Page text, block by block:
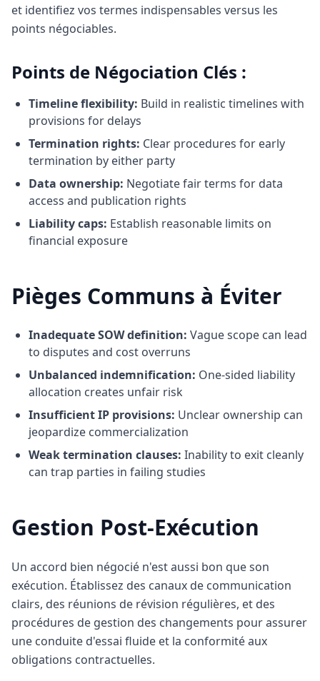
et identifiez vos termes indispensables versus les
points négociables.
Points de Négociation Clés :
Timeline flexibility: Build in realistic timelines with
provisions for delays
Termination rights: Clear procedures for early
termination by either party
Data ownership: Negotiate fair terms for data
access and publication rights
Liability caps: Establish reasonable limits on
financial exposure
Pièges Communs à Éviter
Inadequate SOW definition: Vague scope can lead
to disputes and cost overruns
Unbalanced indemnification: One-sided liability
allocation creates unfair risk
Insufficient IP provisions: Unclear ownership can
jeopardize commercialization
Weak termination clauses: Inability to exit cleanly
can trap parties in failing studies
Gestion Post-Exécution
Un accord bien négocié n'est aussi bon que son
exécution. Établissez des canaux de communication
clairs, des réunions de révision régulières, et des
procédures de gestion des changements pour assurer
une conduite d'essai fluide et la conformité aux
obligations contractuelles.